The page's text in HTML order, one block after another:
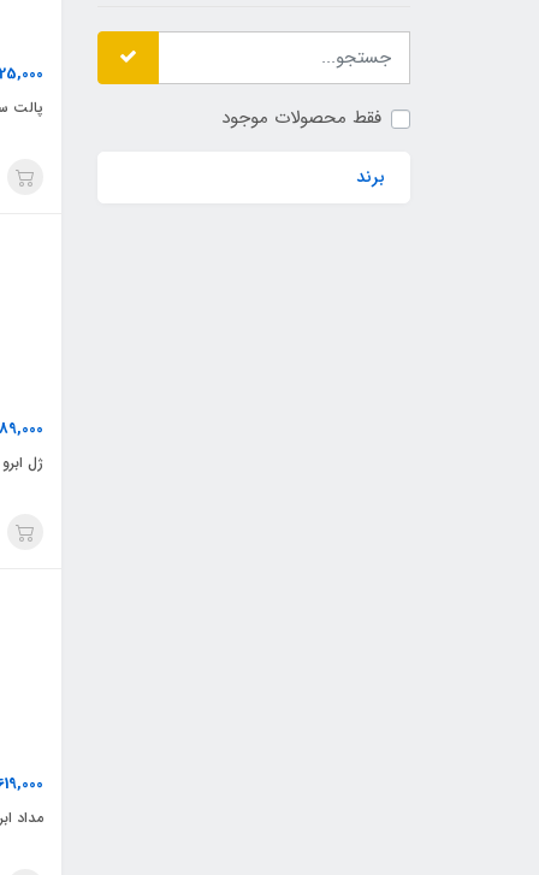
فقط محصولات موجود
برند
پالت
ژل
مداد